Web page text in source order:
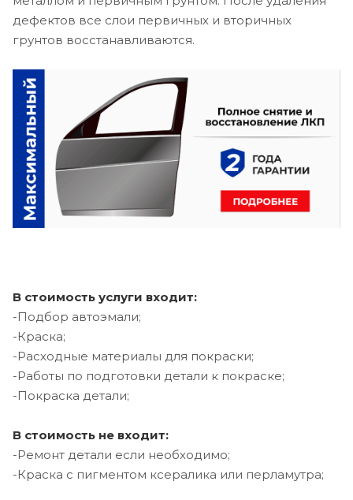
дефектов все слои первичных и вторичных
грунтов восстанавливаются.
В стоимость услуги входит:
-Подбор автоэмали;
-Краска;
-Расходные материалы для покраски;
-Работы по подготовки детали к покраске;
-Покраска детали;
В стоимость не входит:
-Ремонт детали если необходимо;
-Краска с пигментом ксералика или перламутра;